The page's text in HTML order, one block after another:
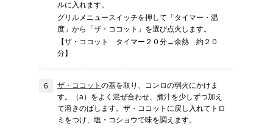
ルに入れます。
グリルメニュースイッチを押して「タイマー・温
度」から「ザ・ココット」を選び点火します。
【ザ・ココット タイマー２０分→余熱 約２０
分】
ザ・ココット の蓋を取り、コンロの弱火にかけま
す。（a）をよく混ぜ合わせ、煮汁を少しずつ加え
て溶きのばします。ザ・ココットに戻し入れてトロ
ミをつけ、塩・コショウで味を調えます。